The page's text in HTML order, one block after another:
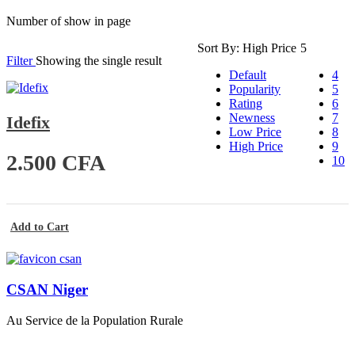
Number of show in page
5
4
5
6
7
8
9
10
Sort By: High Price
Default
Popularity
Rating
Newness
Low Price
High Price
Filter Showing the single result
Idefix
2.500 CFA
Add to Cart
CSAN Niger
Au Service de la Population Rurale